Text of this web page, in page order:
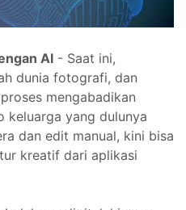
AI - Saat ini,
dunia fotografi, dan
mengabadikan
keluarga yang dulunya
dan edit manual, kini bisa
kreatif dari aplikasi